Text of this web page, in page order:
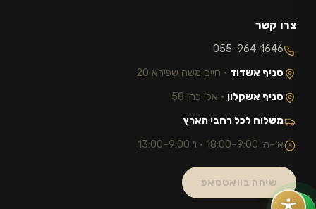
צרו קשר
055-964-1646
סניף אשדוד · חיים משה שפירא 20
סניף אשקלון · אלי כהן 58
משלוח לכל רחבי הארץ
א׳–ה׳ 9:00–18:00 · ו׳ 9:00–13:00
שיחה בוואטסאפ